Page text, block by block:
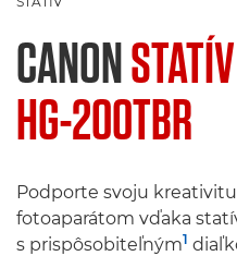
CANON
HG-200TBR
Podporte svoju
fotoaparátom vďaka
s prispôsobiteľným1